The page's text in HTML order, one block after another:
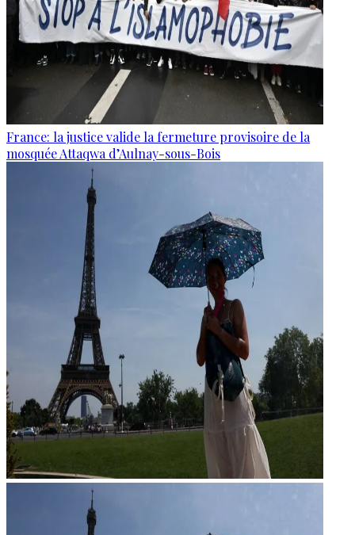
France: la justice valide la fermeture provisoire de la
mosquée Attaqwa d’Aulnay-sous-Bois